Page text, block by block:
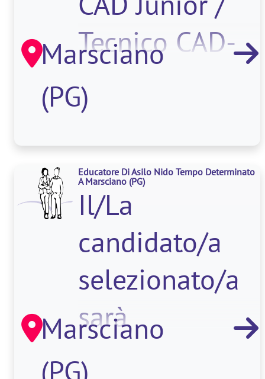
Tecnico CAD-
CAM, che si
occupi della
<stro
Marsciano
(PG)
Educatore Di Asilo Nido Tempo Determinato
A Marsciano (PG)
Il/La
candidato/a
selezionato/a
sarà
responsabile
Marsciano
(PG)